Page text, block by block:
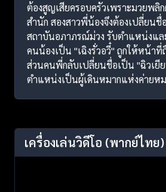
ต้องสูญเสียครอบครัวเพราะมวยพลิ
สำนัก สองสาวพี่น้องจึงต้องเปลี่ยนชื่
สถาบันอภาภรณ์ม่วง รับตำแหน่งแ
คนน้องเป็น "เฉิงรั่วอวี๋" ถูกให้หน้าที่
ส่วนคนพี่กลับเปลี่ยนชื่อเป็น "ฉิวเยี
ตำแหน่งเป็นผู้เดินหมากแห่งค่ายหม
เครื่องเล่นวิดีโอ (พากย์ไทย)